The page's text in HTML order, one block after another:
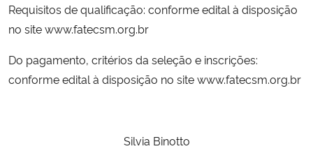
Secretaria de Governo
Gabinete de Segurança Institucional
Requisitos de qualificação: conforme edital à disposição
no site www.fatecsm.org.br
Do pagamento, critérios da seleção e inscrições:
conforme edital à disposição no site www.fatecsm.org.br
Silvia Binotto